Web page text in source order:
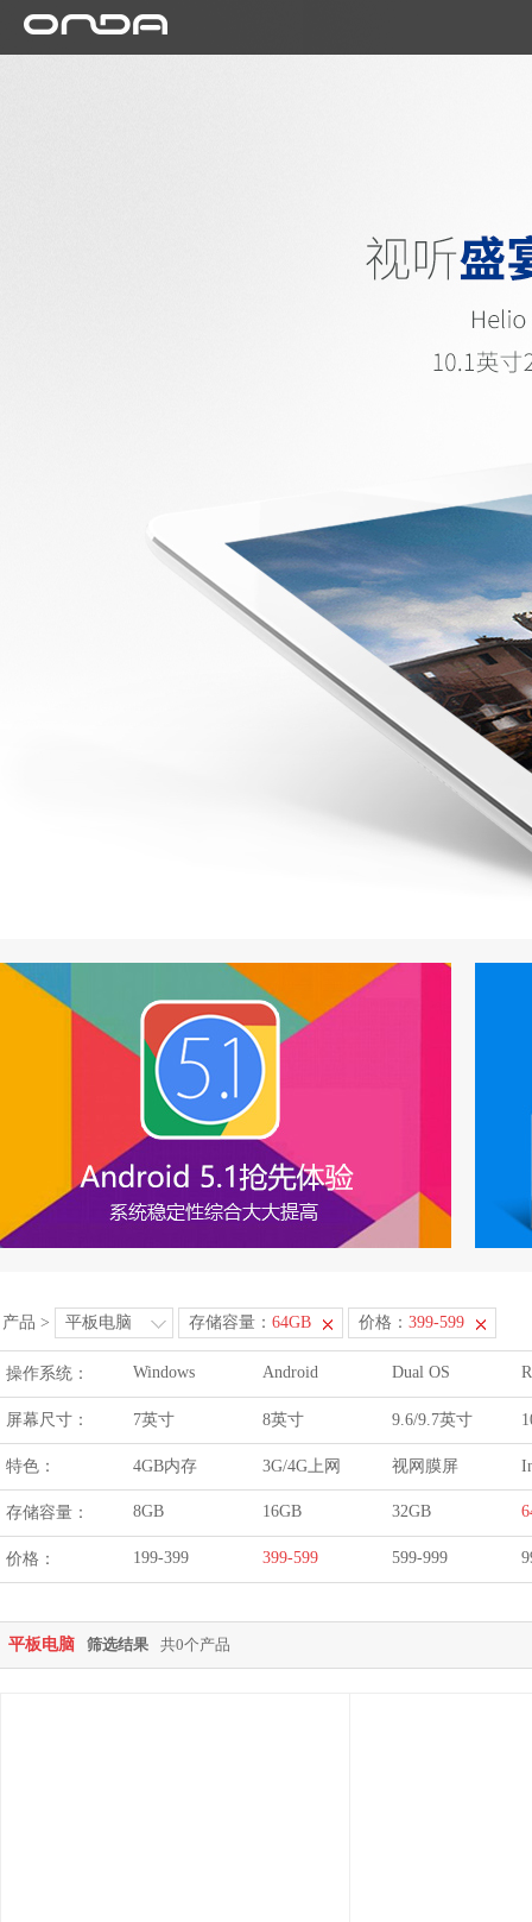
产品 > 平板电脑 存储容量： 64GB 价格： 399-599
操作系统： Windows Android Dual OS
屏幕尺寸： 7英寸 8英寸 9.6/9.7英寸
特色： 4GB内存 3G/4G上网 视网膜屏
存储容量： 8GB 16GB 32GB
价格： 199-399 399-599 599-999
平板电脑 筛选结果 共0个产品